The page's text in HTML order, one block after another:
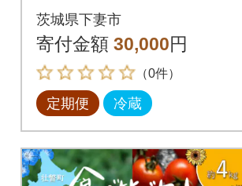
品(種類おまかせ)全3
回
茨城県下妻市
寄付金額 30,000円
（0件）
定期便 冷蔵